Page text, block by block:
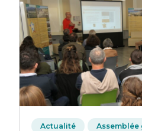
Actualité Assemblée